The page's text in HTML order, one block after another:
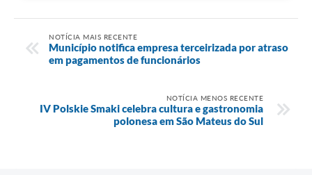
NOTÍCIA MAIS RECENTE
Município notifica empresa terceirizada por atraso
em pagamentos de funcionários
NOTÍCIA MENOS RECENTE
IV Polskie Smaki celebra cultura e gastronomia
polonesa em São Mateus do Sul